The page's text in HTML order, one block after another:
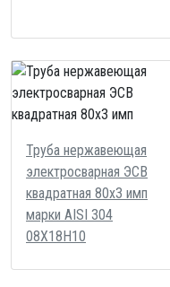
Труба нержавеющая
электросварная ЭСВ
квадратная 80х3 имп
марки AISI 304
08Х18Н10